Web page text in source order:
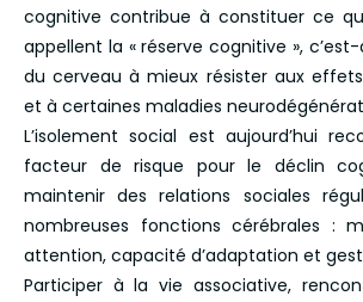
cognitive contribue à constituer ce
appellent la « réserve cognitive »,
du cerveau à mieux résister aux
et à certaines maladies
L’isolement social est aujourd’hui
facteur de risque pour le déclin
maintenir des relations sociales
nombreuses fonctions cérébrales :
attention, capacité d’adaptation et
Participer à la vie associative,